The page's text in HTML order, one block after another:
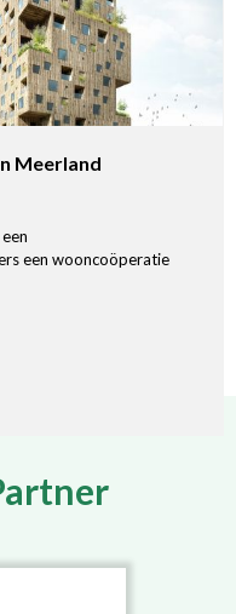
Meerland
een wooncoöperatie